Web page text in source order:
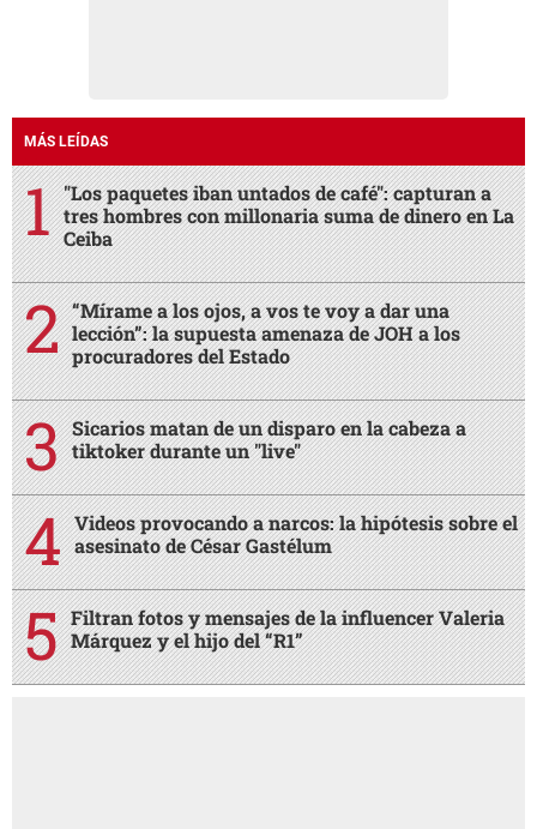
MÁS LEÍDAS
"Los paquetes iban untados de café": capturan a
tres hombres con millonaria suma de dinero en La
Ceiba
“Mírame a los ojos, a vos te voy a dar una
lección”: la supuesta amenaza de JOH a los
procuradores del Estado
Sicarios matan de un disparo en la cabeza a
tiktoker durante un "live"
Videos provocando a narcos: la hipótesis sobre el
asesinato de César Gastélum
Filtran fotos y mensajes de la influencer Valeria
Márquez y el hijo del “R1”